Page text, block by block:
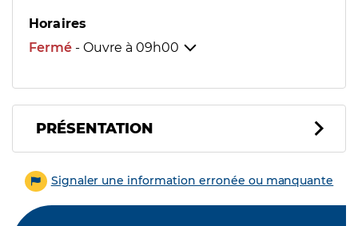
Horaires
Fermé - Ouvre à 09h00
PRÉSENTATION
Signaler une information erronée ou manquante